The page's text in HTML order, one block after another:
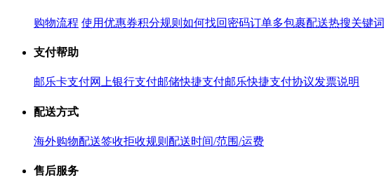
购物流程 使用优惠券积分规则 如何找回密码订单多包裹配送热搜关键词
支付帮助
邮乐卡支付网上银行支付邮储快捷支付邮乐快捷支付协议发票说明
配送方式
海外购物配送签收拒收规则 配送时间/范围/运费
售后服务